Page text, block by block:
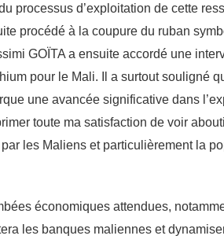
processus d’exploitation de cette
procédé à la coupure du ruban
GOÏTA a ensuite accordé une
pour le Mali. Il a surtout souligné
une avancée significative dans
toute ma satisfaction de voir
les Maliens et particulièrement la
économiques attendues,
les banques maliennes et